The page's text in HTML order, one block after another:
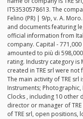
IT53530578613. The
Felino (PR) | 9/p, v. A.
and documents featuring
official information from
company. Capital -
amounted to più di
rating. Industry category is
created in TRE srl were not
The main activity of TRE
Instruments;
Clocks , including 10
director or manager of
of TRE srl, open positions,